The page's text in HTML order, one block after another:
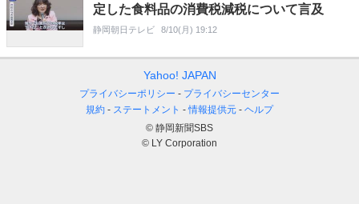
定した食料品の消費税減税について言及
静岡朝日テレビ 8/10(月) 19:12
Yahoo! JAPAN
プライバシーポリシー
プライバシーセンター
規約
ステートメント 情報提供元
ヘルプ
© 静岡新聞SBS
© LY Corporation